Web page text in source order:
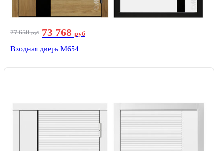
77 650руб 73 768 руб
Входная дверь М654